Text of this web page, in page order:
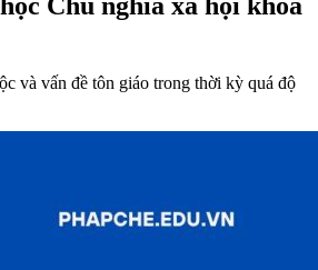
và vấn đề tôn giáo trong thời kỳ quá độ